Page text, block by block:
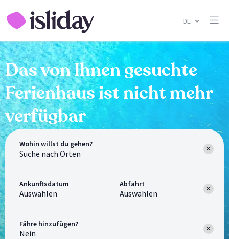
DE
Das von Ihnen gesuchte
Ferienhaus ist nicht mehr
verfügbar
Wohin willst du gehen?
Ankunftsdatum
Auswählen
Abfahrt
Auswählen
Fähre hinzufügen?
Nein